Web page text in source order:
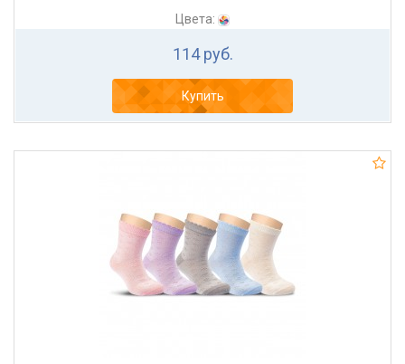
Цвета:
114 руб.
Купить